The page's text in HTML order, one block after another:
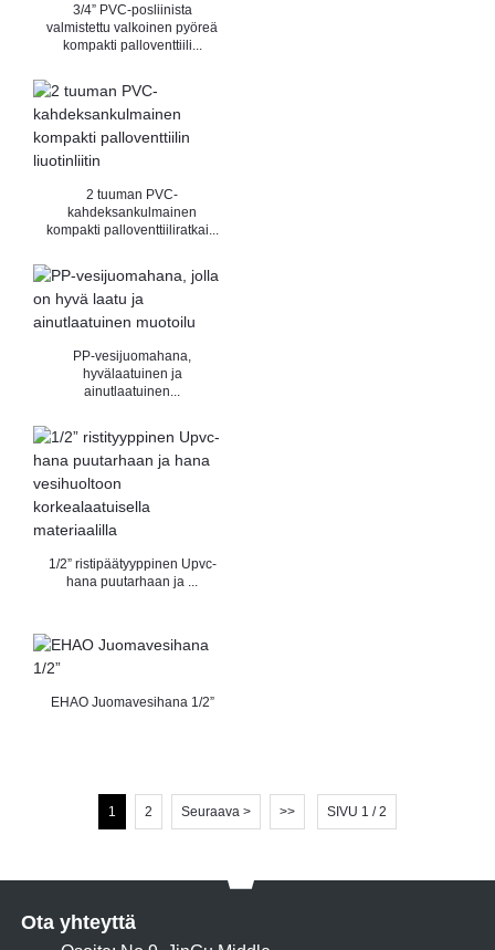
3/4” PVC-posliinista
valmistettu valkoinen pyöreä
kompakti palloventtiili...
2 tuuman PVC-
kahdeksankulmainen
kompakti palloventtiiliratkai...
PP-vesijuomahana,
hyvälaatuinen ja
ainutlaatuinen...
1/2” ristipäätyyppinen Upvc-
hana puutarhaan ja ...
EHAO Juomavesihana 1/2”
1 2 Seuraava > >> SIVU 1 / 2
Ota yhteyttä